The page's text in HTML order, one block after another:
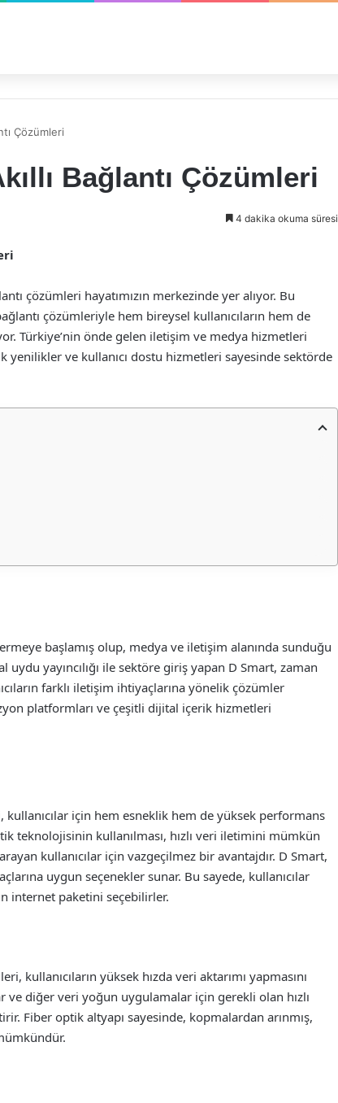
Çözümleri
Bağlantı Çözümleri
4 dakika okuma süresi
çözümleri hayatımızın merkezinde yer alıyor. Bu
çözümleriyle hem bireysel kullanıcıların hem de
Türkiye’nin önde gelen iletişim ve medya hizmetleri
yenilikler ve kullanıcı dostu hizmetleri sayesinde sektörde
başlamış olup, medya ve iletişim alanında sunduğu
yayıncılığı ile sektöre giriş yapan D Smart, zaman
farklı iletişim ihtiyaçlarına yönelik çözümler
platformları ve çeşitli dijital içerik hizmetleri
kullanıcılar için hem esneklik hem de yüksek performans
teknolojisinin kullanılması, hızlı veri iletimini mümkün
kullanıcılar için vazgeçilmez bir avantajdır. D Smart,
uygun seçenekler sunar. Bu sayede, kullanıcılar
internet paketini seçebilirler.
kullanıcıların yüksek hızda veri aktarımı yapmasını
ve diğer veri yoğun uygulamalar için gerekli olan hızlı
Fiber optik altyapı sayesinde, kopmalardan arınmış,